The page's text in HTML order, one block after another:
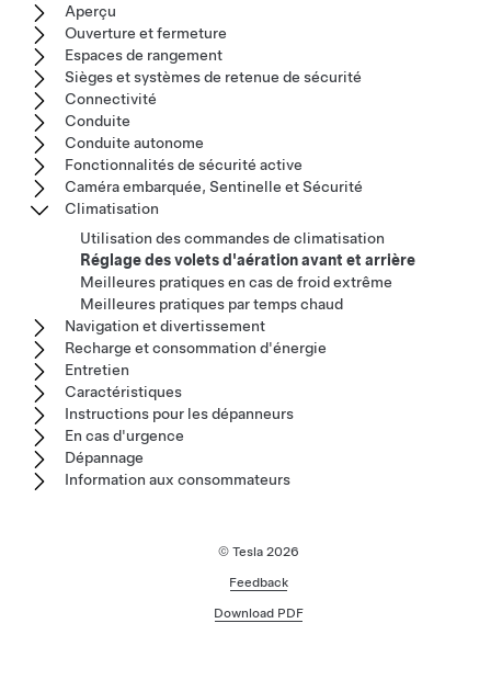
Aperçu
Ouverture et fermeture
Espaces de rangement
Sièges et systèmes de retenue de sécurité
Connectivité
Conduite
Conduite autonome
Fonctionnalités de sécurité active
Caméra embarquée, Sentinelle et Sécurité
Climatisation
Utilisation des commandes de climatisation
Réglage des volets d'aération avant et arrière
Meilleures pratiques en cas de froid extrême
Meilleures pratiques par temps chaud
Navigation et divertissement
Recharge et consommation d'énergie
Entretien
Caractéristiques
Instructions pour les dépanneurs
En cas d'urgence
Dépannage
Information aux consommateurs
© Tesla 2026
Feedback
Download PDF